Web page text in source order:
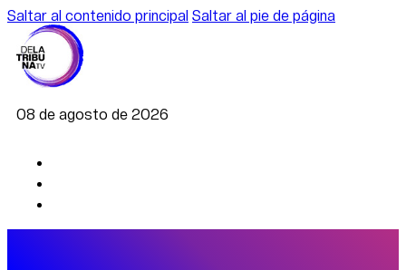
Saltar al contenido principal Saltar al pie de página
08 de agosto de 2026